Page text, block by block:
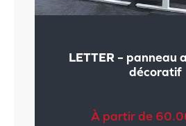
LETTER – panneau
décoratif
À partir de